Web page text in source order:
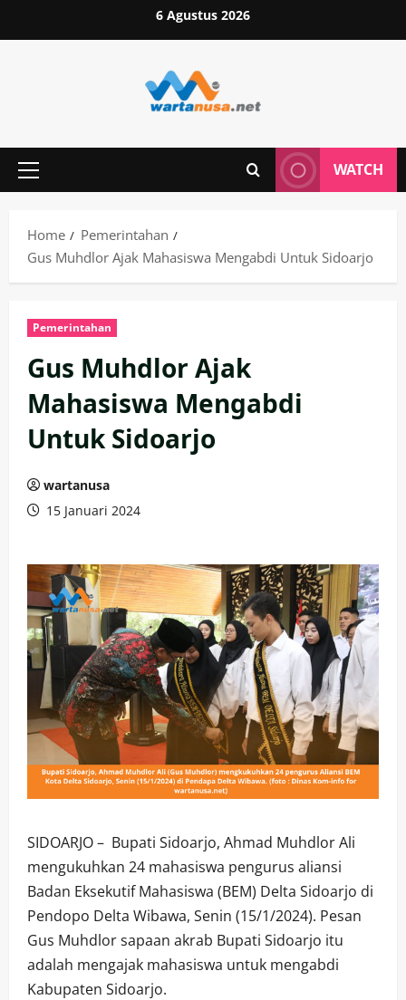
to
6 Agustus 2026
Primary
WATCH
Home
Pemerintahan
Gus Muhdlor Ajak Mahasiswa Mengabdi Untuk Sidoarjo
Pemerintahan
Gus Muhdlor Ajak
Mahasiswa Mengabdi
Untuk Sidoarjo
wartanusa
15 Januari 2024
SIDOARJO – Bupati Sidoarjo, Ahmad Muhdlor Ali
mengukuhkan 24 mahasiswa pengurus aliansi
Badan Eksekutif Mahasiswa (BEM) Delta Sidoarjo di
Pendopo Delta Wibawa, Senin (15/1/2024). Pesan
Gus Muhdlor sapaan akrab Bupati Sidoarjo itu
adalah mengajak mahasiswa untuk mengabdi
Kabupaten Sidoarjo.